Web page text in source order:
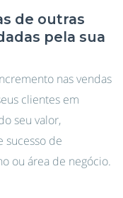
de outras
pela sua
nas vendas
clientes em
seu valor,
sucesso de
ou área de negócio.